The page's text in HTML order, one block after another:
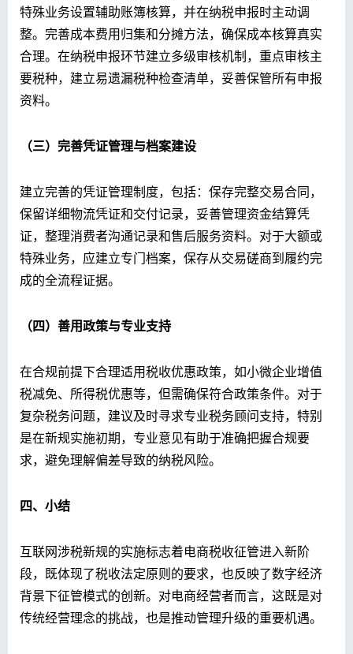
特殊业务设置辅助账簿核算，并在纳税申报时主动调
整。完善成本费用归集和分摊方法，确保成本核算真实
合理。在纳税申报环节建立多级审核机制，重点审核主
要税种，建立易遗漏税种检查清单，妥善保管所有申报
资料。
（三）完善凭证管理与档案建设
建立完善的凭证管理制度，包括：保存完整交易合同，
保留详细物流凭证和交付记录，妥善管理资金结算凭
证，整理消费者沟通记录和售后服务资料。对于大额或
特殊业务，应建立专门档案，保存从交易磋商到履约完
成的全流程证据。
（四）善用政策与专业支持
在合规前提下合理适用税收优惠政策，如小微企业增值
税减免、所得税优惠等，但需确保符合政策条件。对于
复杂税务问题，建议及时寻求专业税务顾问支持，特别
是在新规实施初期，专业意见有助于准确把握合规要
求，避免理解偏差导致的纳税风险。
四、 小结
互联网涉税新规的实施标志着电商税收征管进入新阶
段，既体现了税收法定原则的要求，也反映了数字经济
背景下征管模式的创新。对电商经营者而言，这既是对
传统经营理念的挑战，也是推动管理升级的重要机遇。